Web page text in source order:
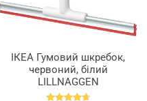
ІКЕА Гумовий шкребок,
червоний, білий
LILLNAGGEN
ЛІЛЛЬНАГЕН, 402.435.96